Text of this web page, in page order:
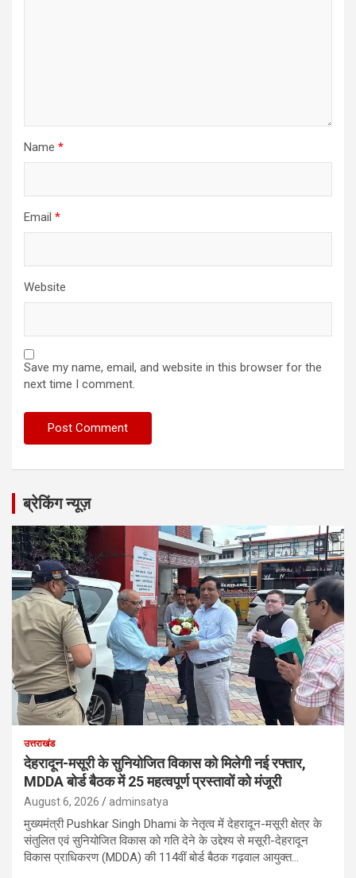
Name *
Email *
Website
Save my name, email, and website in this browser for the
next time I comment.
ब्रेकिंग न्यूज़
उत्तराखंड
देहरादून-मसूरी के सुनियोजित विकास को मिलेगी नई रफ्तार,
MDDA बोर्ड बैठक में 25 महत्वपूर्ण प्रस्तावों को मंजूरी
August 6, 2026 adminsatya
मुख्यमंत्री Pushkar Singh Dhami के नेतृत्व में देहरादून-मसूरी क्षेत्र के
संतुलित एवं सुनियोजित विकास को गति देने के उद्देश्य से मसूरी-देहरादून
विकास प्राधिकरण (MDDA) की 114वीं बोर्ड बैठक गढ़वाल आयुक्त…